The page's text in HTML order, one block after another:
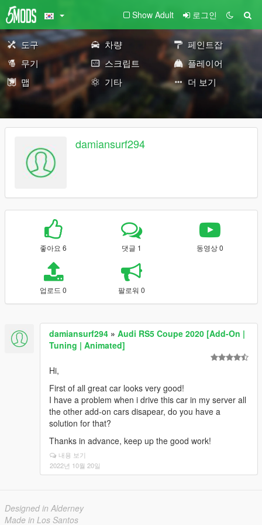
Show Adult 로그인
도구 차량
페인트잡
무기
스크립트
플레이어
맵
기타 더 보기
damiansurf294
좋아요 6 댓글 1 동영상 0
업로드 0 팔로워 0
damiansurf294 » Audi RS5 Coupe 2020 [Add-On |
Tuning | Animated]
Hi,
First of all great car looks very good!
I have a problem when i drive this car in my server all
the other add-on cars disapear, do you have a
solution for that?
Thanks in advance, keep up the good work!
내용 보기
2022년 10월 20일
Designed in Alderney
Made in Los Santos